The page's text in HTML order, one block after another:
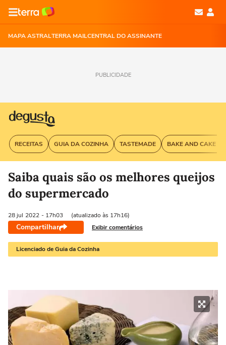
MAPA ASTRALTERRA MAILCENTRAL DO ASSINANTE
PUBLICIDADE
RECEITAS GUIA DA COZINHA TASTEMADE BAKE AND CAKE
Saiba quais são os melhores queijos
do supermercado
28 jul 2022 - 17h03 (atualizado às 17h16)
Compartilhar Exibir comentários
Licenciado de Guia da Cozinha